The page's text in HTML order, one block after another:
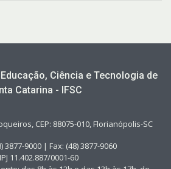
Ciência e Tecnologia de
Catarina - IFSC
CEP: 88075-010, Florianópolis-SC
3877-9000 | Fax: (48) 3877-9060
11.402.887/0001-60